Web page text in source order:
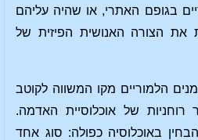
בגופם האתרי, או שהיה עליהם
הצורה האנושית הפיזית של
הלמוריים מקו המשווה לקוטב
רוחניות של אוכלוסיית האדמה.
באוכלוסיה כפולה: סוג אחד